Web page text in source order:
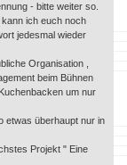
- bitte weiter so.
ich euch noch
jedesmal wieder
Organisation ,
beim Bühnen
um nur
etwas überhaupt nur in
Projekt " Eine